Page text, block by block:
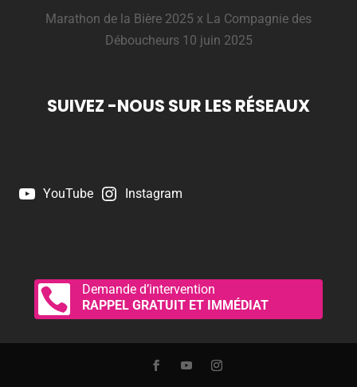
Marathon de la Bière 2025 x La Compagnie des
Déboucheurs 10 juin 2025
SUIVEZ -NOUS SUR LES RÉSEAUX
YouTube Instagram

Demande d’intervention
RAPPEL GRATUIT ET IMMÉDIAT